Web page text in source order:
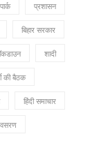
पार्क प्रशासन
बिहार सरकार
शादी
की बैठक
हिंदी समाचार